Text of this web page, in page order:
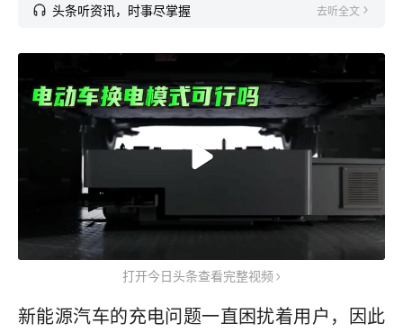
头条听资讯，时事尽掌握 去听全文
打开今日头条查看完整视频
新能源汽车的充电问题一直困扰着用户，因此